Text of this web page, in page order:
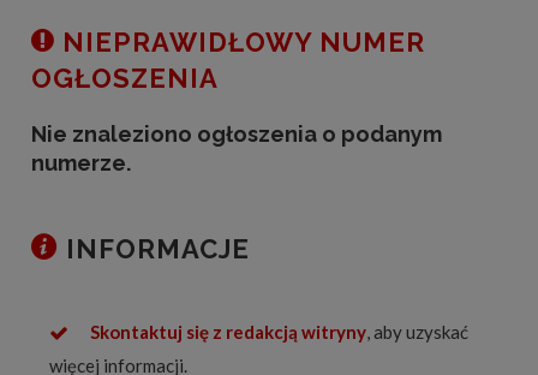
NIEPRAWIDŁOWY NUMER
OGŁOSZENIA
Nie znaleziono ogłoszenia o podanym
numerze.
INFORMACJE
Skontaktuj się z redakcją witryny, aby uzyskać
więcej informacji.